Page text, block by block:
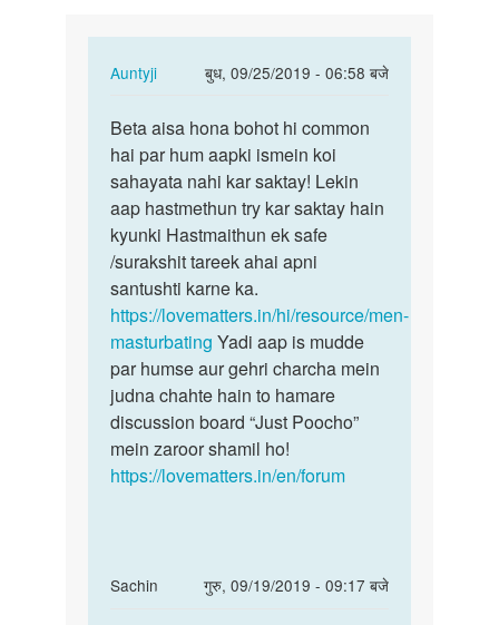
Auntyji
बुध, 09/25/2019 - 06:58 बजे
In
to
Mujhse
sex
karna
hai
abhi
by
Aman
Beta
aisa
hona
bohot
hi…
Beta aisa hona bohot hi common
hai par hum aapki ismein koi
sahayata nahi kar saktay! Lekin
aap hastmethun try kar saktay hain
kyunki Hastmaithun ek safe
/surakshit tareek ahai apni
santushti karne ka.
https://lovematters.in/hi/resource/men-
masturbating Yadi aap is mudde
par humse aur gehri charcha mein
judna chahte hain to hamare
discussion board “Just Poocho”
mein zaroor shamil ho!
https://lovematters.in/en/forum
Sachin
गुरु, 09/19/2019 - 09:17 बजे